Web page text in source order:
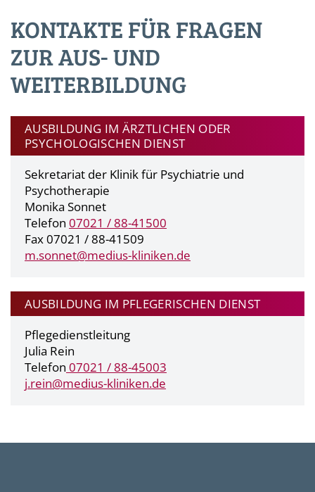
KONTAKTE FÜR FRAGEN
ZUR AUS- UND
WEITERBILDUNG
AUSBILDUNG IM ÄRZTLICHEN ODER
PSYCHOLOGISCHEN DIENST
Sekretariat der Klinik für Psychiatrie und
Psychotherapie
Monika Sonnet
Telefon 07021 / 88-41500
Fax 07021 / 88-41509
m.sonnet@medius-kliniken.de
AUSBILDUNG IM PFLEGERISCHEN DIENST
Pflegedienstleitung
Julia Rein
Telefon 07021 / 88-45003
j.rein@medius-kliniken.de